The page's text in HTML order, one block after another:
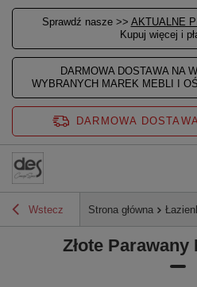
Sprawdź nasze >> AKTUALNE
Kupuj więcej i
DARMOWA DOSTAWA NA
WYBRANYCH MAREK MEBLI I
DARMOWA
Wstecz Strona główna
Złote Parawany